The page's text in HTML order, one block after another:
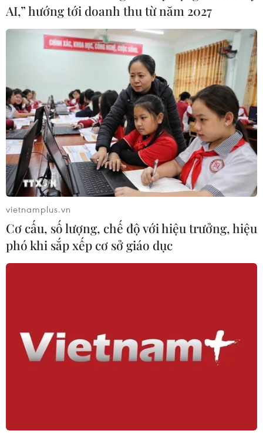
Cảnh báo nguy cơ ngập lụt ở
các vùng trũng, thấp tại 13 tỉnh, thành phố
11/09/2024 10:37
Trong những giờ tới, nguy cơ cao xảy ra ngập lụt tại các
vùng trũng thấp ven sông tại các tỉnh, thành phố Yên
AI,” hướng tới doanh thu từ năm 2027
vietnamplus.vn
Cơ cấu, số lượng, chế độ với hiệu trưởng, hiệu
phó khi sắp xếp cơ sở giáo dục